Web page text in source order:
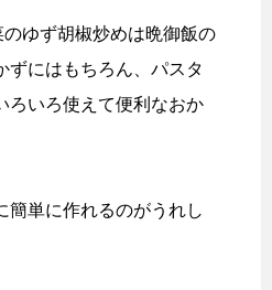
ゆず胡椒炒めは晩御飯の
ずにはもちろん、パスタ
ろいろ使えて便利なおか
簡単に作れるのがうれし